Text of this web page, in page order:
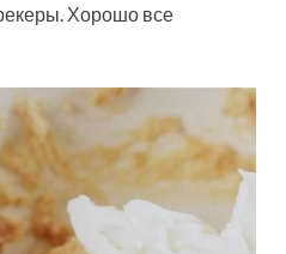
Хорошо все